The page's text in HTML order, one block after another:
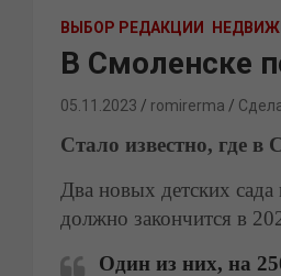
ВЫБОР РЕДАКЦИИ
В Смоленске
05.11.2023 romirerma
Стало известно, где в
Два новых детских
должно закончится в
Один из них, на